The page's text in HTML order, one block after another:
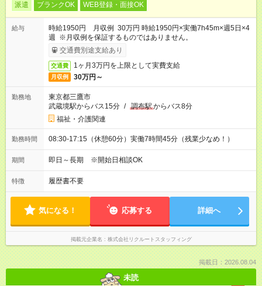
派遣 ブランクOK WEB登録・面接OK
給与
時給1950円 月収例 30万円 時給1950円×実働7h45m×週5日×4
週 ※月収例を保証するものではありません。
交通費別途支給あり
交通費 1ヶ月3万円を上限として実費支給
月収例 30万円～
勤務地
東京都三鷹市
武蔵境駅からバス15分 / 調布駅からバス8分
福祉・介護関連
勤務時間 08:30-17:15（休憩60分）実働7時間45分（残業少なめ！）
期間 即日～長期 ※開始日相談OK
特徴 履歴書不要
気になる！ 応募する 詳細へ
掲載元企業名 株式会社リクルートスタッフィング
掲載日：2026.08.04
未読